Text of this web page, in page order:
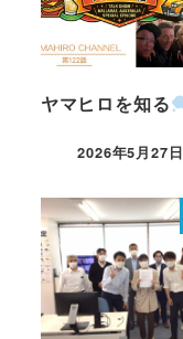
ヤマヒロを知る
2026年5月27日